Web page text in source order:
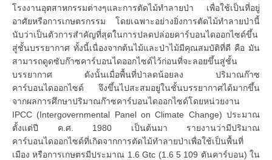
โรงงานอุตสาหกรรมต่างๆและการตัดไม้ทำลายป่า เพื่อใช้เป็นที่อยู่
อาศัยหรือการเกษตรกรรม โดยเฉพาะอย่างยิ่งการตัดไม้ทำลายป่านี้
นับว่าเป็นตัวการสำคัญที่สุดในการปลดปล่อยคาร์บอนไดออกไซด์ขึ้น
สู่ชั้นบรรยากาศ ทั้งนี้เนื่องจากต้นไม้และป่าไม้มีคุณสมบัติที่ดี คือ มัน
สามารถดูดซับก๊าซคาร์บอนไดออกไซด์ไว้ก่อนที่จะลอยขึ้นสู่ชั้น
บรรยากาศ ดังนั้นเมื่อพื้นที่ป่าลดน้อยลง ปริมาณก๊าซ
คาร์บอนไดออกไซด์ จึงขึ้นไปสะสมอยู่ในชั้นบรรยากาศได้มากขึ้น
จากผลการศึกษาปริมาณก๊าซคาร์บอนไดออกไซด์โดยหน่วยงาน
IPCC (Intergovernmental Panel on Climate Change) ประมาณ
ตั้งแต่ปี ค.ศ. 1980 เป็นต้นมา รายงานว่ามีปริมาณ
คาร์บอนไดออกไซด์ที่เกิดจากการตัดไม้ทำลายป่าเพื่อใช้เป็นพื้นที่
เมือง หรือการเกษตรมีประมาณ 1.6 Gtc (1.6 5 109 ตันคาร์บอน) ใน